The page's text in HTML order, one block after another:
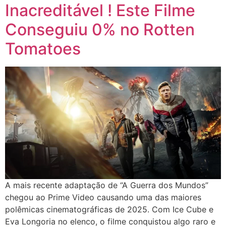
Inacreditável ! Este Filme
Conseguiu 0% no Rotten
Tomatoes
A mais recente adaptação de “A Guerra dos Mundos”
chegou ao Prime Video causando uma das maiores
polêmicas cinematográficas de 2025. Com Ice Cube e
Eva Longoria no elenco, o filme conquistou algo raro e